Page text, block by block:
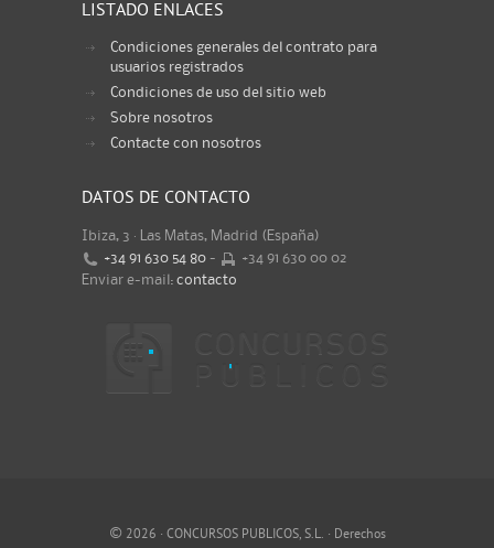
LISTADO ENLACES
Condiciones generales del contrato para
usuarios registrados
Condiciones de uso del sitio web
Sobre nosotros
Contacte con nosotros
DATOS DE CONTACTO
Ibiza, 3 · Las Matas, Madrid (España)
+34 91 630 54 80 -
+34 91 630 00 02
Enviar e-mail: contacto
© 2026 · CONCURSOS PUBLICOS, S.L. · Derechos